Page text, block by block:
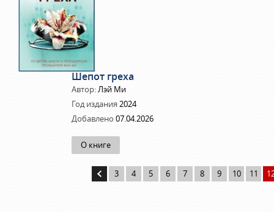
Шепот греха
Автор:Лэй Ми
Год издания2024
Добавлено 07.04.2026
О книге
3 4 5 6 7 8 9 10 11